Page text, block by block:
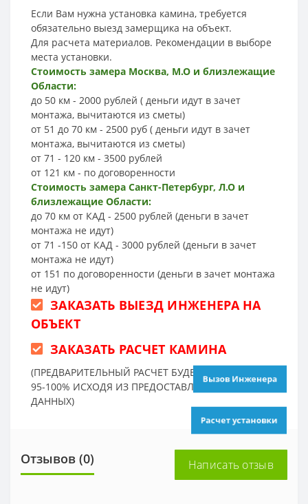
Если Вам нужна установка камина, требуется
обязательно выезд замерщика на объект.
Для расчета материалов. Рекомендации в выборе
места установки.
Стоимость замера Москва, М.О и близлежащие
Области:
до 50 км - 2000 рублей ( деньги идут в зачет
монтажа, вычитаются из сметы)
от 51 до 70 км - 2500 руб ( деньги идут в зачет
монтажа, вычитаются из сметы)
от 71 - 120 км - 3500 рублей
от 121 км - по договоренности
Стоимость замера Санкт-Петербург, Л.О и
близлежащие Области:
до 70 км от КАД - 2500 рублей (деньги в зачет
монтажа не идут)
от 71 -150 от КАД - 3000 рублей (деньги в зачет
монтажа не идут)
от 151 по договоренности (деньги в зачет монтажа
не идут)
ЗАКАЗАТЬ ВЫЕЗД ИНЖЕНЕРА НА
ОБЪЕКТ
ЗАКАЗАТЬ РАСЧЕТ КАМИНА
(ПРЕДВАРИТЕЛЬНЫЙ РАСЧЕТ БУДЕТ ТОЧНЫМ НА
95-100% ИСХОДЯ ИЗ ПРЕДОСТАВЛЕННЫХ ВАМИ
ДАННЫХ)
Отзывов (0) Написать отзыв
Расчет установки
Вызов Инженера